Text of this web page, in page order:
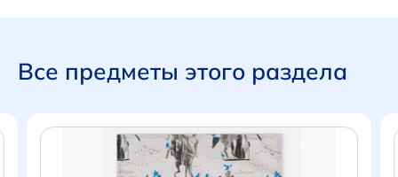
Все предметы этого раздела